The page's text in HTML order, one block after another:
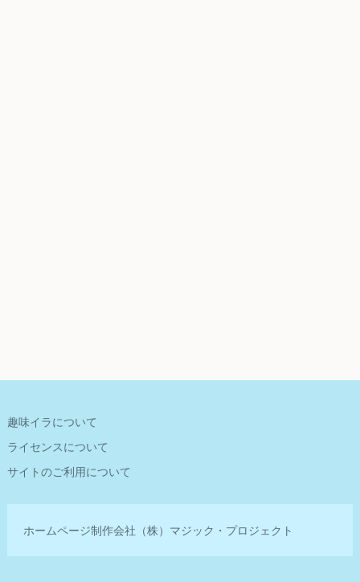
趣味イラについて
ライセンスについて
サイトのご利用について
ホームページ制作会社 （株）マジック・プロジェクト